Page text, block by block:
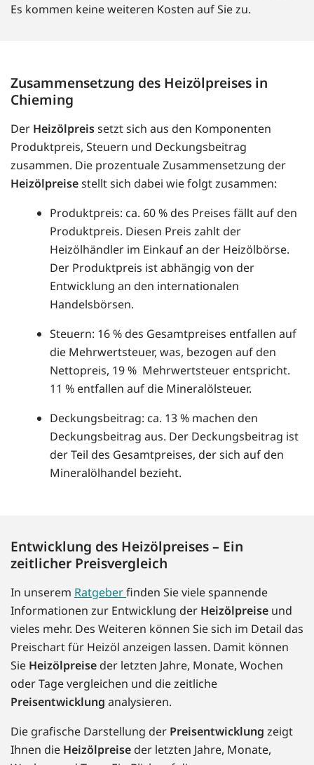
Es kommen keine weiteren Kosten auf Sie zu.
Zusammensetzung des Heizölpreises in
Chieming
Der Heizölpreissetzt sich aus den Komponenten
Produktpreis, Steuern und Deckungsbeitrag
zusammen. Die prozentuale Zusammensetzung der
Heizölpreisestellt sich dabei wie folgt zusammen:
Produktpreis: ca. 60 % des Preises fällt auf den
Produktpreis. Diesen Preis zahlt der
Heizölhändler im Einkauf an der Heizölbörse.
Der Produktpreis ist abhängig von der
Entwicklung an den internationalen
Handelsbörsen.
Steuern: 16 % des Gesamtpreises entfallen auf
die Mehrwertsteuer, was, bezogen auf den
Nettopreis, 19 % Mehrwertsteuer entspricht.
11 % entfallen auf die Mineralölsteuer.
Deckungsbeitrag: ca. 13 % machen den
Deckungsbeitrag aus. Der Deckungsbeitrag ist
der Teil des Gesamtpreises, der sich auf den
Mineralölhandel bezieht.
Entwicklung des Heizölpreises – Ein
zeitlicher Preisvergleich
In unserem Ratgeberfinden Sie viele spannende
Informationen zur Entwicklung der Heizölpreise und
vieles mehr. Des Weiteren können Sie sich im Detail das
Preischart für Heizöl anzeigen lassen. Damit können
Sie Heizölpreise der letzten Jahre, Monate, Wochen
oder Tage vergleichen und die zeitliche
Preisentwicklung analysieren.
Die grafische Darstellung der Preisentwicklung zeigt
Ihnen die Heizölpreise der letzten Jahre, Monate,